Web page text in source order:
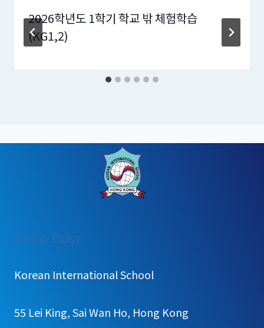
2026학년도 1학기 학교 밖 체험학습
(KG1,2)
Privacy Policy:
내]
한
Korean International School
55 Lei King, Sai Wan Ho, Hong Kong